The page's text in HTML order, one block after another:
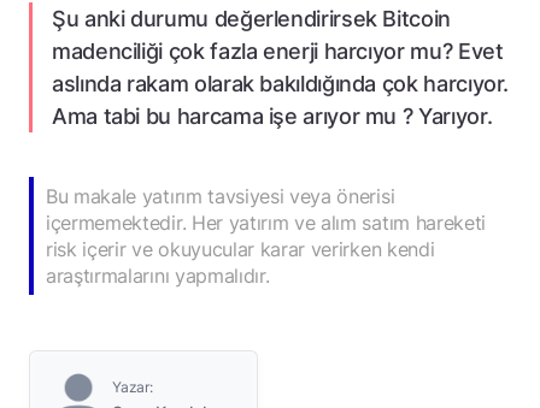
Şu anki durumu değerlendirirsek Bitcoin
madenciliği çok fazla enerji harcıyor mu? Evet
aslında rakam olarak bakıldığında çok harcıyor.
Ama tabi bu harcama işe arıyor mu ? Yarıyor.
Bu makale yatırım tavsiyesi veya önerisi
içermemektedir. Her yatırım ve alım satım hareketi
risk içerir ve okuyucular karar verirken kendi
araştırmalarını yapmalıdır.
Yazar: